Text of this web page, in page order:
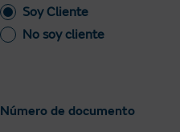
Soy Cliente
No soy cliente
Número de documento